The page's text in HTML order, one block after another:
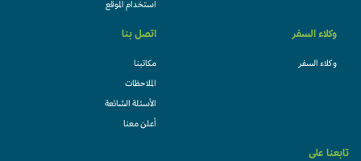
استخدام الموقع
وكلاء السفر
وكلاء السفر
اتصل بنا
مكاتبنا
الملاحظات
الأسئلة الشائعة
أعلن معنا
تابعنا على